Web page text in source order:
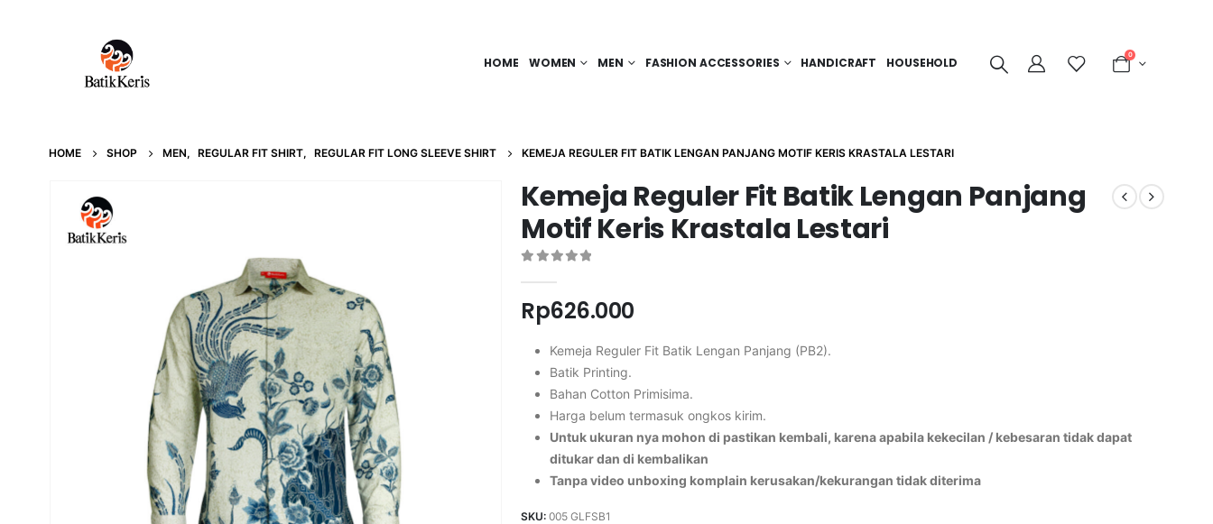
HOME WOMEN MEN FASHION ACCESSORIES HANDICRAFT HOUSEHOLD
0
HOME SHOP MEN, REGULAR FIT SHIRT, REGULAR FIT LONG SLEEVE SHIRT KEMEJA REGULER FIT BATIK LENGAN PANJANG MOTIF KERIS KRASTALA LESTARI
Kemeja Reguler Fit Batik Lengan Panjang
Motif Keris Krastala Lestari
Rp626.000
Kemeja Reguler Fit Batik Lengan Panjang (PB2).
Batik Printing.
Bahan Cotton Primisima.
Harga belum termasuk ongkos kirim.
Untuk ukuran nya mohon di pastikan kembali, karena apabila kekecilan / kebesaran tidak dapat
ditukar dan di kembalikan
Tanpa video unboxing komplain kerusakan/kekurangan tidak diterima
SKU:005 GLFSB1